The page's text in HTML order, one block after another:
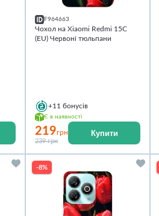
F964663
Чохол на Xiaomi Redmi 15C
(EU) Червоні тюльпани
+11 бонусів
Є в наявності
219грн
239 грн
Купити
-8%